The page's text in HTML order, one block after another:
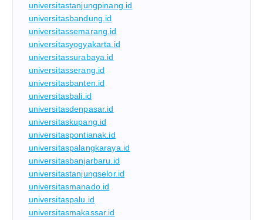
universitastanjungpinang.id
universitasbandung.id
universitassemarang.id
universitasyogyakarta.id
universitassurabaya.id
universitasserang.id
universitasbanten.id
universitasbali.id
universitasdenpasar.id
universitaskupang.id
universitaspontianak.id
universitaspalangkaraya.id
universitasbanjarbaru.id
universitastanjungselor.id
universitasmanado.id
universitaspalu.id
universitasmakassar.id